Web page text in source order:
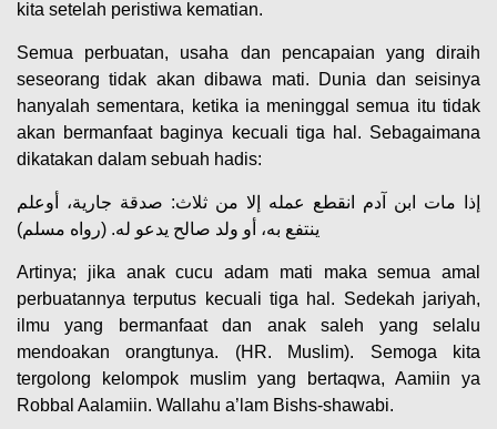
kita setelah peristiwa kematian.
Semua perbuatan, usaha dan pencapaian yang diraih
seseorang tidak akan dibawa mati. Dunia dan seisinya
hanyalah sementara, ketika ia meninggal semua itu tidak
akan bermanfaat baginya kecuali tiga hal. Sebagaimana
dikatakan dalam sebuah hadis:
إذا مات ابن آدم انقطع عمله إلا من ثلاث: صدقة جارية، أوعلم
ينتفع به، أو ولد صالح يدعو له. (رواه مسلم)
Artinya; jika anak cucu adam mati maka semua amal
perbuatannya terputus kecuali tiga hal. Sedekah jariyah,
ilmu yang bermanfaat dan anak saleh yang selalu
mendoakan orangtunya. (HR. Muslim). Semoga kita
tergolong kelompok muslim yang bertaqwa, Aamiin ya
Robbal Aalamiin. Wallahu a’lam Bishs-shawabi.